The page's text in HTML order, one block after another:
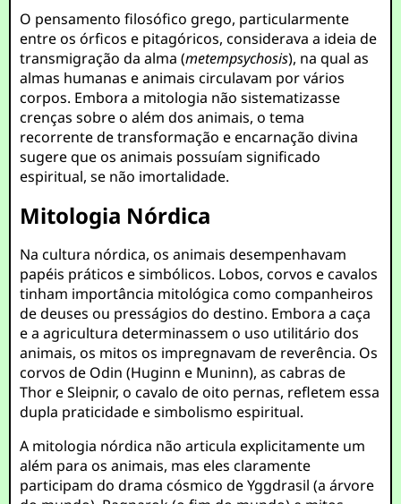
O pensamento filosófico grego, particularmente
entre os órficos e pitagóricos, considerava a ideia de
transmigração da alma (metempsychosis), na qual as
almas humanas e animais circulavam por vários
corpos. Embora a mitologia não sistematizasse
crenças sobre o além dos animais, o tema
recorrente de transformação e encarnação divina
sugere que os animais possuíam significado
espiritual, se não imortalidade.
Mitologia Nórdica
Na cultura nórdica, os animais desempenhavam
papéis práticos e simbólicos. Lobos, corvos e cavalos
tinham importância mitológica como companheiros
de deuses ou presságios do destino. Embora a caça
e a agricultura determinassem o uso utilitário dos
animais, os mitos os impregnavam de reverência. Os
corvos de Odin (Huginn e Muninn), as cabras de
Thor e Sleipnir, o cavalo de oito pernas, refletem essa
dupla praticidade e simbolismo espiritual.
A mitologia nórdica não articula explicitamente um
além para os animais, mas eles claramente
participam do drama cósmico de Yggdrasil (a árvore